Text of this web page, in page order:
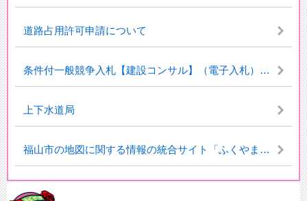
道路占用許可申請について
条件付一般競争入札【建設コンサル】（電子入札）のお知らせ
上下水道局
福山市の地図に関する情報の統合サイト「ふくやまっぷ」について